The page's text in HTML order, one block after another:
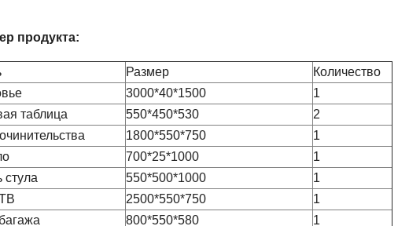
продукта:
Размер
Количество
3000*40*1500
1
таблица 550*450*530
2
1800*550*750
1
700*25*1000
1
стула 550*500*1000
1
2500*550*750
1
800*550*580 1